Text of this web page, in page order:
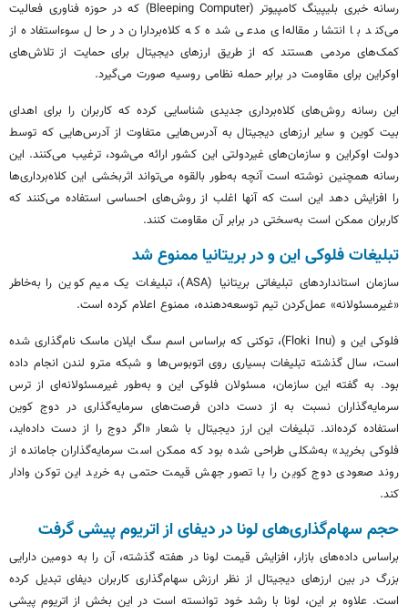
رسانه خبری بلیپینگ کامپیوتر (Bleeping Computer) که در حوزه فناوری فعالیت
می‌کند با انتشار مقاله‌ای مدعی شده که کلاه‌برداران در حال سوءاستفاده از
کمک‌های مردمی هستند که از طریق ارزهای دیجیتال برای حمایت از تلاش‌های
اوکراین برای مقاومت در برابر حمله نظامی روسیه صورت می‌گیرد.
این رسانه روش‌های کلاه‌برداری جدیدی شناسایی کرده که کاربران را برای اهدای
بیت کوین و سایر ارزهای دیجیتال به آدرس‌هایی متفاوت از آدرس‌هایی که توسط
دولت اوکراین و سازمان‌های غیردولتی این کشور ارائه می‌شود، ترغیب می‌کنند. این
رسانه همچنین نوشته است آنچه به‌طور بالقوه می‌تواند اثربخشی این کلاه‌برداری‌ها
را افزایش دهد این است که آنها اغلب از روش‌های احساسی استفاده می‌کنند که
کاربران ممکن است به‌سختی در برابر آن مقاومت کنند.
تبلیغات فلوکی این و در بریتانیا ممنوع شد
سازمان استانداردهای تبلیغاتی بریتانیا (ASA)، تبلیغات یک میم کوین را به‌خاطر
«غیرمسئولانه» عمل‌کردن تیم توسعه‌دهنده، ممنوع اعلام کرده است.
فلوکی این و (Floki Inu)، توکنی که براساس اسم سگ ایلان ماسک نام‌گذاری شده
است، سال گذشته تبلیغات بسیاری روی اتوبوس‌ها و شبکه مترو لندن انجام داده
بود. به گفته این سازمان، مسئولان فلوکی این و به‌طور غیرمسئولانه‌ای از ترس
سرمایه‌گذاران نسبت به از دست دادن فرصت‌های سرمایه‌گذاری در دوج کوین
استفاده کرده‌اند. تبلیغات این ارز دیجیتال با شعار «اگر دوج را از دست داده‌اید،
فلوکی بخرید» به‌شکلی طراحی شده بود که ممکن است سرمایه‌گذاران جامانده از
روند صعودی دوج کوین را با تصور جهش قیمت حتمی به خرید این توکن وادار
کند.
حجم سهام‌گذاری‌های لونا در دیفای از اتریوم پیشی گرفت
براساس داده‌های بازار، افزایش قیمت لونا در هفته گذشته، آن را به دومین دارایی
بزرگ در بین ارزهای دیجیتال از نظر ارزش سهام‌گذاری کاربران دیفای تبدیل کرده
است. علاوه بر این، لونا با رشد خود توانسته است در این بخش از اتریوم پیشی